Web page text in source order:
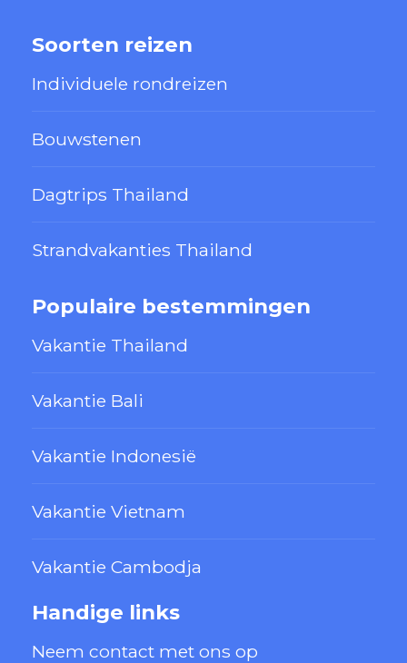
Soorten reizen
Individuele rondreizen
Bouwstenen
Dagtrips Thailand
Strandvakanties Thailand
Populaire bestemmingen
Vakantie Thailand
Vakantie Bali
Vakantie Indonesië
Vakantie Vietnam
Vakantie Cambodja
Handige links
Neem contact met ons op